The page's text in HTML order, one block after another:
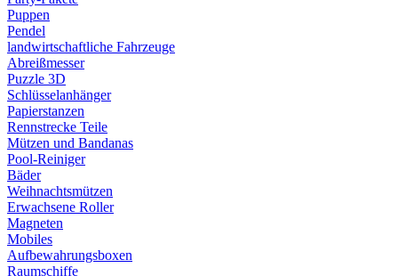
Puppen
Pendel
landwirtschaftliche Fahrzeuge
Abreißmesser
Puzzle 3D
Schlüsselanhänger
Papierstanzen
Rennstrecke Teile
Mützen und Bandanas
Pool-Reiniger
Bäder
Weihnachtsmützen
Erwachsene Roller
Magneten
Mobiles
Aufbewahrungsboxen
Raumschiffe